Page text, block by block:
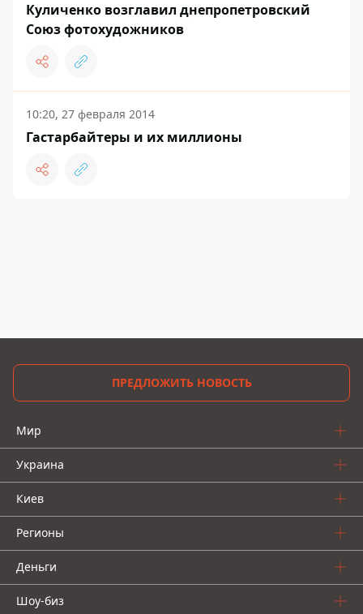
Куличенко возглавил днепропетровский
Союз фотохудожников
10:20, 27 февраля 2014
Гастарбайтеры и их миллионы
ПРЕДЛОЖИТЬ НОВОСТЬ
Мир
Украина
Киев
Регионы
Деньги
Шоу-биз